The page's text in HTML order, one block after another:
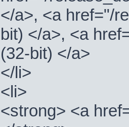
</a>, <a href="/
bit) </a>, <a
(32-bit) </a>
</li>
<li>
<strong> <a